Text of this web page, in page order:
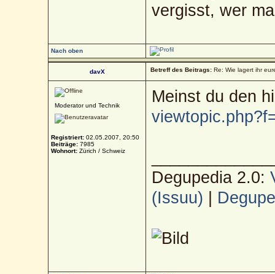
vergisst, wer
Nach oben
davX Betreff des Beitrags: Re: Wie lagert ihr
Moderator und Technik
Registriert: 02.05.2007, 20:50
Beiträge: 7985
Wohnort: Zürich / Schweiz
Meinst du den
Degupedia 2.0:
(Issuu)